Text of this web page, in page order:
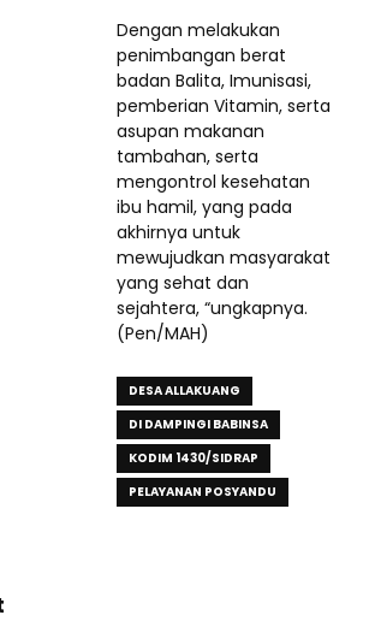
Dengan melakukan
penimbangan berat
badan Balita, Imunisasi,
pemberian Vitamin, serta
asupan makanan
tambahan, serta
mengontrol kesehatan
ibu hamil, yang pada
akhirnya untuk
mewujudkan masyarakat
yang sehat dan
sejahtera, “ungkapnya.
(Pen/MAH)
DESA ALLAKUANG
DI DAMPINGI BABINSA
KODIM 1430/SIDRAP
PELAYANAN POSYANDU